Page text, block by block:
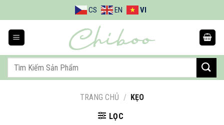
qua
dung
CS EN VI
Tìm
TRANG CHỦ / KẸO
LỌC